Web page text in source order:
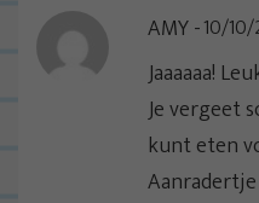
i
g
AMY 10/
Jaaaaaa!
Je vergeet
kunt eten
Aanradertje